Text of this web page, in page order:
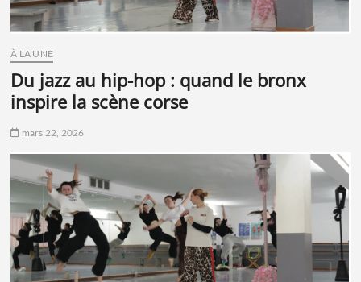
À LA UNE
du jazz au hip-hop : quand le bronx
inspire la scène corse
mars 22, 2026